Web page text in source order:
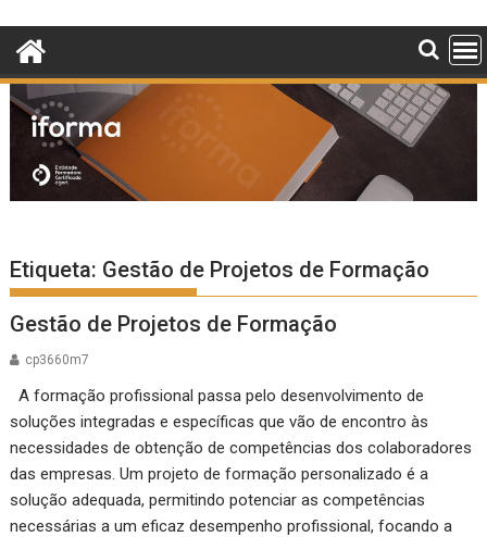
content
Etiqueta: Gestão de Projetos de Formação
Gestão de Projetos de Formação
cp3660m7
A formação profissional passa pelo desenvolvimento de
soluções integradas e específicas que vão de encontro às
necessidades de obtenção de competências dos colaboradores
das empresas. Um projeto de formação personalizado é a
solução adequada, permitindo potenciar as competências
necessárias a um eficaz desempenho profissional, focando a